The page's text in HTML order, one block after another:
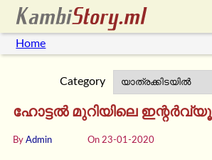
Home
Category
ഹോട്ടല്‍ മുറിയിലെ ഇന്റര്‍വ്യൂ
By Admin On 23-01-2020